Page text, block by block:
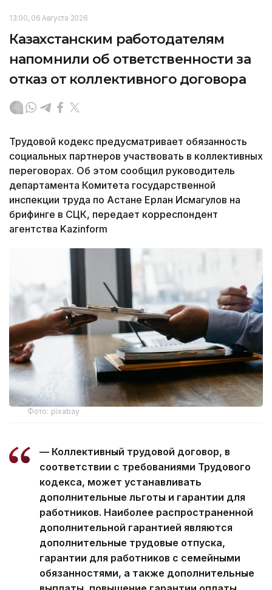
13:00, 06 Августа 2026
Казахстанским работодателям
напомнили об ответственности за
отказ от коллективного договора
Трудовой кодекс предусматривает обязанность
социальных партнеров участвовать в коллективных
переговорах. Об этом сообщил руководитель
департамента Комитета государственной
инспекции труда по Астане Ерлан Исмагулов на
брифинге в СЦК, передает корреспондент
агентства Kazinform
Фото: pixabay
— Коллективный трудовой договор, в
соответствии с требованиями Трудового
кодекса, может устанавливать
дополнительные льготы и гарантии для
работников. Наиболее распространенной
дополнительной гарантией являются
дополнительные трудовые отпуска,
гарантии для работников с семейными
обязанностями, а также дополнительные